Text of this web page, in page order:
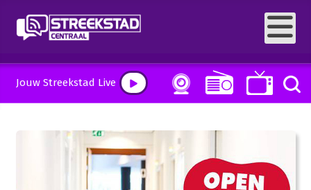
Jouw Streekstad Live